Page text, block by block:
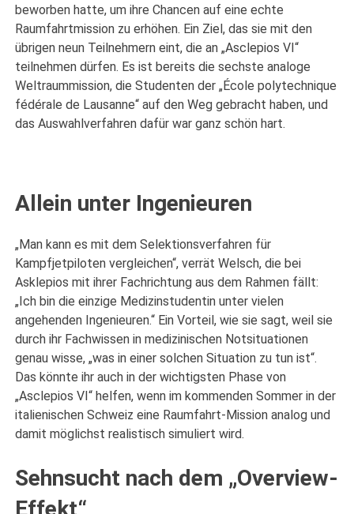
beworben hatte, um ihre Chancen auf eine echte
Raumfahrtmission zu erhöhen. Ein Ziel, das sie mit den
übrigen neun Teilnehmern eint, die an „Asclepios VI“
teilnehmen dürfen. Es ist bereits die sechste analoge
Weltraummission, die Studenten der „École polytechnique
fédérale de Lausanne“ auf den Weg gebracht haben, und
das Auswahlverfahren dafür war ganz schön hart.
Allein unter Ingenieuren
„Man kann es mit dem Selektionsverfahren für
Kampfjetpiloten vergleichen“, verrät Welsch, die bei
Asklepios mit ihrer Fachrichtung aus dem Rahmen fällt:
„Ich bin die einzige Medizinstudentin unter vielen
angehenden Ingenieuren.“ Ein Vorteil, wie sie sagt, weil sie
durch ihr Fachwissen in medizinischen Notsituationen
genau wisse, „was in einer solchen Situation zu tun ist“.
Das könnte ihr auch in der wichtigsten Phase von
„Asclepios VI“ helfen, wenn im kommenden Sommer in der
italienischen Schweiz eine Raumfahrt-Mission analog und
damit möglichst realistisch simuliert wird.
Sehnsucht nach dem „Overview-
Effekt“